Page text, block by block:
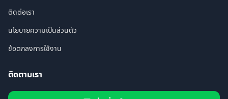
ติดต่อเรา
นโยบายความเป็นส่วนตัว
ข้อตกลงการใช้งาน
ติดตามเรา